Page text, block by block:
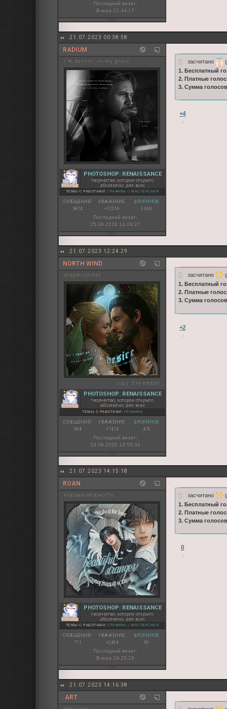
Последний визит:
Вчера 21:44:17
21.07.2023 00:38:58
RADIUM
i`m dancin` on my grave
PHOTOSHOP: RENAISSANCE
творчество, которое открыто
абсолютно для всех
ТЕМЫ С РАБОТАМИ: ГРАФИКА ◇ МАСТЕРСКАЯ
СООБЩЕНИЙ:
5874
УВАЖЕНИЕ:
+12016
ФЛОРИНОВ:
3 060
Последний визит:
05.08.2026 14:09:27
засчитано
1. Бесплатный
2. Платные
3. Сумма
+4
21.07.2023 12:24:29
NORTH WIND
dreamcatcher
copy: fire ember
PHOTOSHOP: RENAISSANCE
творчество, которое открыто
абсолютно для всех
ТЕМЫ С РАБОТАМИ: ГРАФИКА
СООБЩЕНИЙ:
904
УВАЖЕНИЕ:
+7474
ФЛОРИНОВ:
470
Последний визит:
03.08.2026 18:55:34
засчитано
1. Бесплатный
2. Платные
3. Сумма
+2
21.07.2023 14:15:18
ROAN
неравномерность
PHOTOSHOP: RENAISSANCE
творчество, которое открыто
абсолютно для всех
ТЕМЫ С РАБОТАМИ: ГРАФИКА ◇ МАСТЕРСКАЯ
СООБЩЕНИЙ:
711
УВАЖЕНИЕ:
+2494
ФЛОРИНОВ:
90
Последний визит:
Вчера 19:25:28
засчитано
1. Бесплатный
2. Платные
3. Сумма
0
21.07.2023 14:16:38
.ART